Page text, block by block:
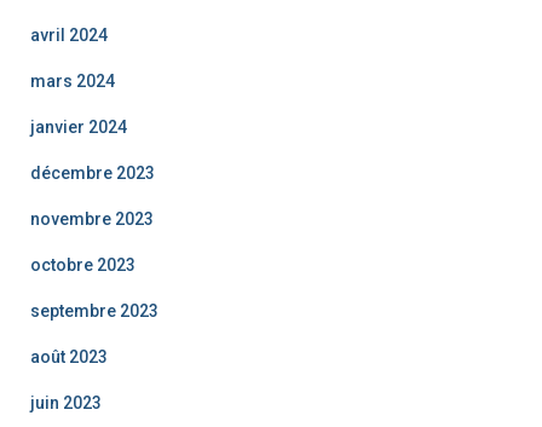
avril 2024
mars 2024
janvier 2024
décembre 2023
novembre 2023
octobre 2023
septembre 2023
août 2023
juin 2023